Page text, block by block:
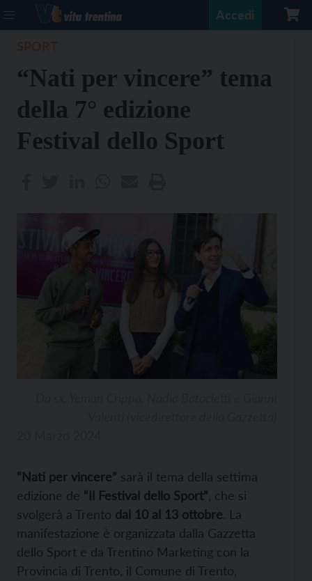
Accedi
“Nati per vincere” tema
della 7° edizione
Festival dello Sport
“Nati per vincere” sarà il tema della settima
edizione de “Il Festival dello Sport” , che si
svolgerà a Trento dal 10 al 13 ottobre. La
manifestazione è organizzata dalla Gazzetta
dello Sport e da Trentino Marketing con la
Provincia di Trento, il Comune di Trento,